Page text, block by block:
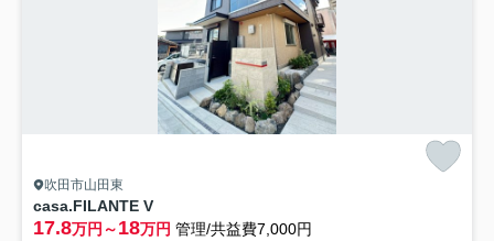
吹田市山田東
casa.FILANTE V
17.8万円～18万円 管理/共益費7,000円